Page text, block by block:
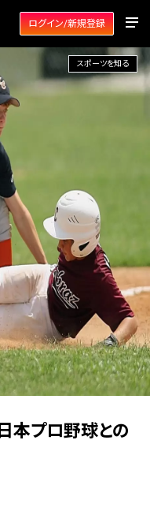
ログイン/新規登録
スポーツを知る
本プロ野球との